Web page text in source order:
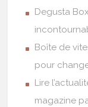
Degusta
Boîte de
pour
Lire
magazine